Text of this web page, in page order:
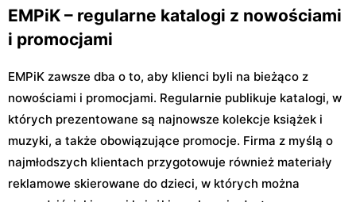
EMPiK – regularne katalogi z nowościami
i promocjami
EMPiK zawsze dba o to, aby klienci byli na bieżąco z
nowościami i promocjami. Regularnie publikuje katalogi, w
których prezentowane są najnowsze kolekcje książek i
muzyki, a także obowiązujące promocje. Firma z myślą o
najmłodszych klientach przygotowuje również materiały
reklamowe skierowane do dzieci, w których można